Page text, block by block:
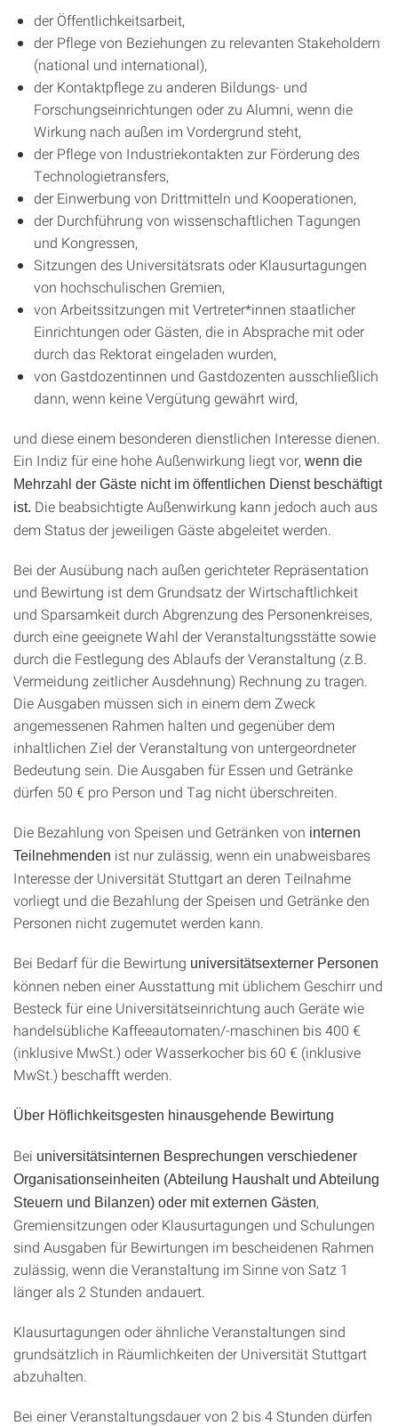
der Öffentlichkeitsarbeit,
der Pflege von Beziehungen zu relevanten Stakeholdern
(national und international),
der Kontaktpflege zu anderen Bildungs- und
Forschungseinrichtungen oder zu Alumni, wenn die
Wirkung nach außen im Vordergrund steht,
der Pflege von Industriekontakten zur Förderung des
Technologietransfers,
der Einwerbung von Drittmitteln und Kooperationen,
der Durchführung von wissenschaftlichen Tagungen
und Kongressen,
Sitzungen des Universitätsrats oder Klausurtagungen
von hochschulischen Gremien,
von Arbeitssitzungen mit Vertreter*innen staatlicher
Einrichtungen oder Gästen, die in Absprache mit oder
durch das Rektorat eingeladen wurden,
von Gastdozentinnen und Gastdozenten ausschließlich
dann, wenn keine Vergütung gewährt wird,
und diese einem besonderen dienstlichen Interesse dienen.
Ein Indiz für eine hohe Außenwirkung liegt vor, wenn die
Mehrzahl der Gäste nicht im öffentlichen Dienst beschäftigt
ist. Die beabsichtigte Außenwirkung kann jedoch auch aus
dem Status der jeweiligen Gäste abgeleitet werden.
Bei der Ausübung nach außen gerichteter Repräsentation
und Bewirtung ist dem Grundsatz der Wirtschaftlichkeit
und Sparsamkeit durch Abgrenzung des Personenkreises,
durch eine geeignete Wahl der Veranstaltungsstätte sowie
durch die Festlegung des Ablaufs der Veranstaltung (z.B.
Vermeidung zeitlicher Ausdehnung) Rechnung zu tragen.
Die Ausgaben müssen sich in einem dem Zweck
angemessenen Rahmen halten und gegenüber dem
inhaltlichen Ziel der Veranstaltung von untergeordneter
Bedeutung sein. Die Ausgaben für Essen und Getränke
dürfen 50 € pro Person und Tag nicht überschreiten.
Die Bezahlung von Speisen und Getränken von internen
Teilnehmenden ist nur zulässig, wenn ein unabweisbares
Interesse der Universität Stuttgart an deren Teilnahme
vorliegt und die Bezahlung der Speisen und Getränke den
Personen nicht zugemutet werden kann.
Bei Bedarf für die Bewirtung universitätsexterner Personen
können neben einer Ausstattung mit üblichem Geschirr und
Besteck für eine Universitätseinrichtung auch Geräte wie
handelsübliche Kaffeeautomaten/-maschinen bis 400 €
(inklusive MwSt.) oder Wasserkocher bis 60 € (inklusive
MwSt.) beschafft werden.
Über Höflichkeitsgesten hinausgehende Bewirtung
Bei universitätsinternen Besprechungen verschiedener
Organisationseinheiten (Abteilung Haushalt und Abteilung
Steuern und Bilanzen) oder mit externen Gästen,
Gremiensitzungen oder Klausurtagungen und Schulungen
sind Ausgaben für Bewirtungen im bescheidenen Rahmen
zulässig, wenn die Veranstaltung im Sinne von Satz 1
länger als 2 Stunden andauert.
Klausurtagungen oder ähnliche Veranstaltungen sind
grundsätzlich in Räumlichkeiten der Universität Stuttgart
abzuhalten.
Bei einer Veranstaltungsdauer von 2 bis 4 Stunden dürfen